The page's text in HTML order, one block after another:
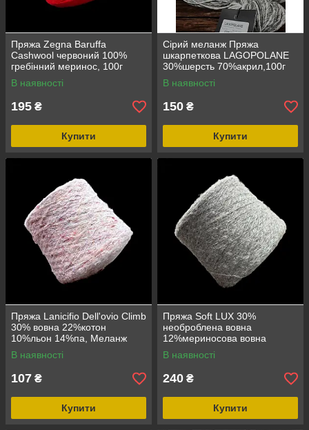
Пряжа Zegna Baruffa
Cashwool червоний 100%
гребінний меринос, 100г
В наявності
195 ₴
Купити
Сірий меланж Пряжа
шкарпеткова LAGOPOLANE
30%шерсть 70%акрил,100г
В наявності
150 ₴
Купити
Пряжа Lanicifio Dell'ovio Climb
30% вовна 22%котон
10%льон 14%па, Меланж
В наявності
107 ₴
Купити
Пряжа Soft LUX 30%
необроблена вовна
12%мериносова вовна
19%поліестер (паєтка) 39%
акрил, Сірий+паєтка Пряжа
В наявності
240 ₴
Купити